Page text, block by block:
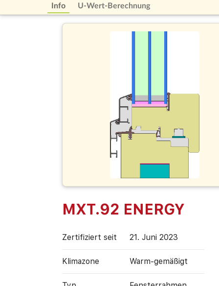
Info U-Wert-Berechnung
MXT.92 ENERGY
Zertifiziert seit 21. Juni 2023
Klimazone Warm-gemäßigt